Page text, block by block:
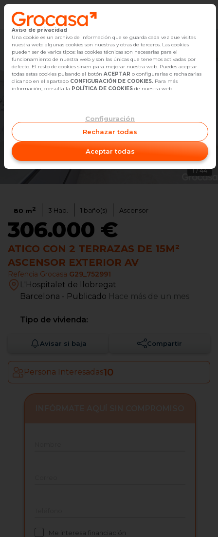
Vender
Buscar Inmuebles
Alquiler
Empleo
Oficinas
Contacto
1/44
80 m2 3 Hab. 1 baño(s) Ascensor
306.000 €
ATICO CON 2 TERRAZAS DE 15M²
ASCENSOR EXTERIOR AV
Refencia Grocasa G29_752991
L'Hospitalet de llobregat
Barcelona - Publicado Hace más de un mes
Tipo de vivienda:
Avisar si baja Compartir
Persona Interesadas10
Me interesa financiación
Aviso de privacidad
Una cookie es un archivo de información que se guarda cada vez que visitas
nuestra web: algunas cookies son nuestras y otras de terceros. Las cookies
pueden ser de varios tipos: las cookies técnicas son necesarias para el
funcionamiento de nuestra web y son las únicas que tenemos activadas por
defecto. El resto de cookies sirven para mejorar nuestra web. Puedes aceptar
todas estas cookies pulsando el botón ACEPTAR o configurarlas o rechazarlas
clicando en el apartado CONFIGURACIÓN DE COOKIES. Para más
información, consulta la POLÍTICA DE COOKIES de nuestra web.
Configuración
Rechazar todas
Aceptar todas